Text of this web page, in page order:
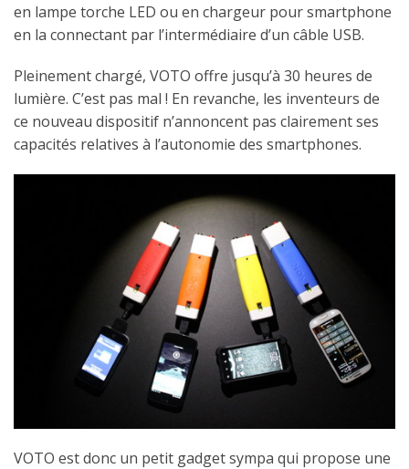
en lampe torche LED ou en chargeur pour smartphone
en la connectant par l’intermédiaire d’un câble USB.
Pleinement chargé, VOTO offre jusqu’à 30 heures de
lumière. C’est pas mal ! En revanche, les inventeurs de
ce nouveau dispositif n’annoncent pas clairement ses
capacités relatives à l’autonomie des smartphones.
VOTO est donc un petit gadget sympa qui propose une